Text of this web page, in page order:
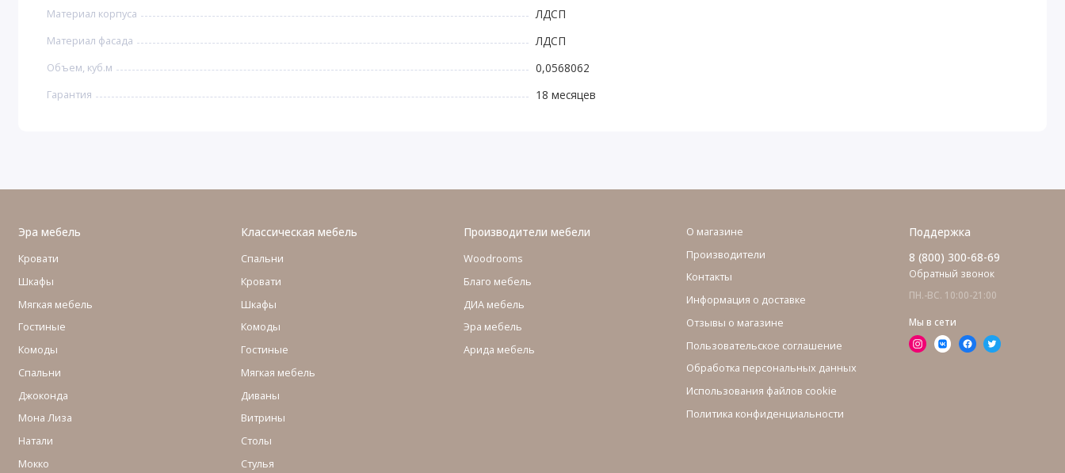
Материал корпуса ЛДСП
Материал фасада ЛДСП
Объем, куб.м 0,0568062
Гарантия 18 месяцев
Эра мебель
Кровати
Шкафы
Мягкая мебель
Гостиные
Комоды
Cпальни
Джоконда
Мона Лиза
Натали
Мокко
Классическая мебель
Спальни
Кровати
Шкафы
Комоды
Гостиные
Мягкая мебель
Диваны
Витрины
Столы
Стулья
Производители мебели
Woodrooms
Благо мебель
ДИА мебель
Эра мебель
Арида мебель
О магазине
Производители
Контакты
Информация о доставке
Отзывы о магазине
Пользовательское соглашение
Обработка персональных данных
Использования файлов cookie
Политика конфиденциальности
Поддержка
8 (800) 300-68-69
Обратный звонок
ПН.-ВС. 10:00-21:00
Мы в сети